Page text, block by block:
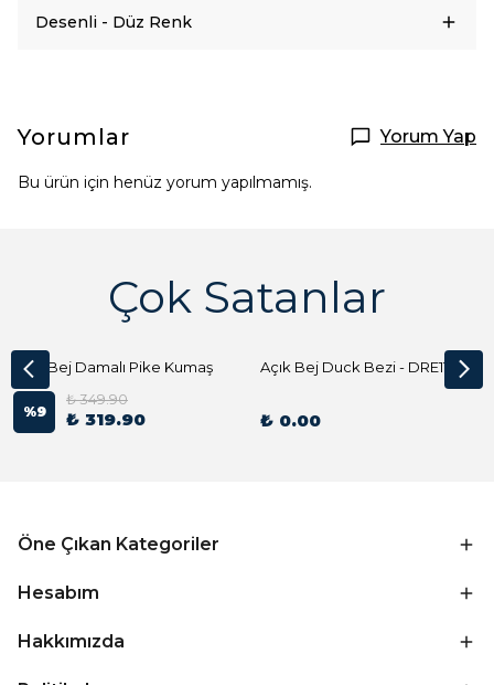
Desenli - Düz Renk
Yorumlar Yorum Yap
Bu ürün için henüz yorum yapılmamış.
Çok Satanlar
Açık Bej Damalı Pike Kumaş
%9
₺ 349.90
₺ 319.90
Açık Bej Duck Bezi - DRE1144 Kumaş Peçete
₺ 0.00
Öne Çıkan Kategoriler
Hesabım
Hakkımızda